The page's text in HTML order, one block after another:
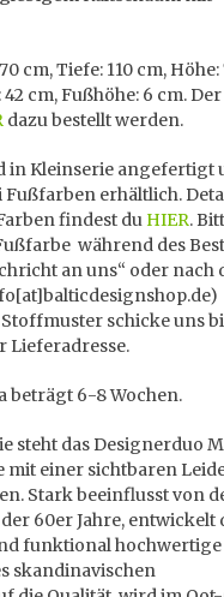
cm, Tiefe: 110 cm, Höhe:
cm, Fußhöhe: 6 cm.
dazu bestellt werden.
in Kleinserie angefertigt
erhältlich.
findest du HIER.
während des
an uns“ oder nach
schicke uns
Lieferadresse.
beträgt 6-8 Wochen.
steht das Designerduo
mit einer sichtbaren
Stark beeinflusst von
60er Jahre, entwickelt
funktional hochwertige
skandinavischen